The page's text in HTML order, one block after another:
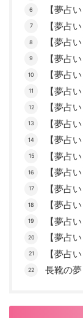
【夢占
【夢占
【夢占
【夢占
【夢占
【夢占
【夢占
【夢占
【夢占
【夢占
【夢占
【夢占
【夢占
【夢占
【夢占
【夢占
長靴の